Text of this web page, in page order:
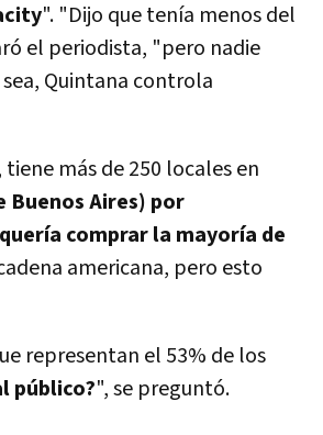
". "Dijo que tení­a menos del
el periodista, "pero nadie
sea, Quintana controla
más de 250 locales en
Buenos Aires) por
querí­a comprar la mayorí­a de
americana, pero esto
representan el 53% de los
público?", se preguntó.